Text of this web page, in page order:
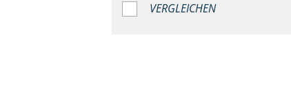
VERGLEICHEN